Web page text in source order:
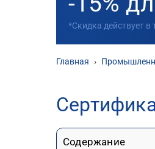
*Скидка действует в
Главная ›
Содержание